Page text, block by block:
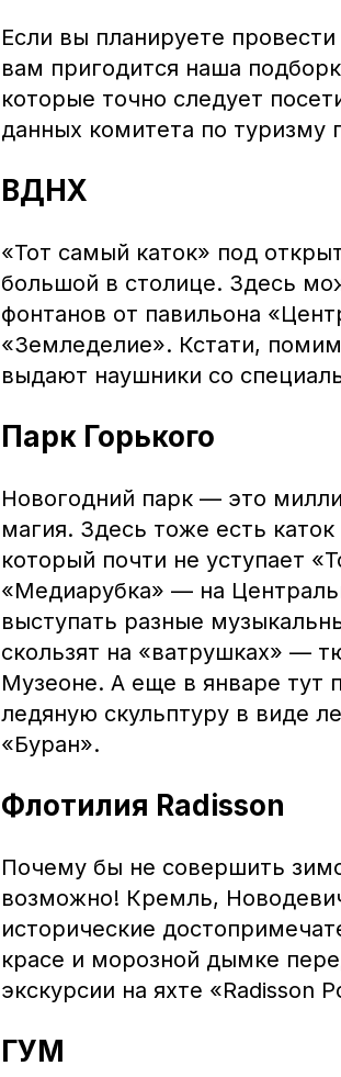
Если вы планируете
вам пригодится наша
которые точно следует
данных комитета по туризму
ВДНХ
«Тот самый каток» под
большой в столице. Здесь
фонтанов от павильона
«Земледелие». Кстати,
выдают наушники со
Парк Горького
Новогодний парк — это
магия. Здесь тоже есть
который почти не уступает
«Медиарубка» — на
выступать разные
скользят на «ватрушках» —
Музеоне. А еще в январе тут
ледяную скульптуру в виде
«Буран».
Флотилия Radisson
Почему бы не совершить
возможно! Кремль,
исторические
красе и морозной дымке
экскурсии на яхте «Radisson
ГУМ